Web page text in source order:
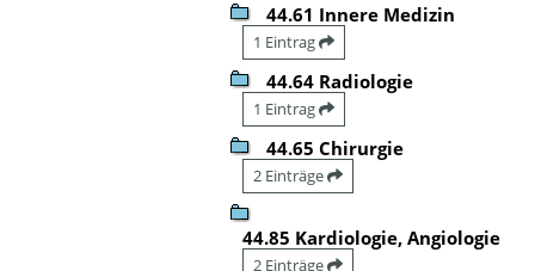
44.61 Innere Medizin
1 Eintrag
44.64 Radiologie
1 Eintrag
44.65 Chirurgie
2 Einträge
44.85 Kardiologie, Angiologie
2 Einträge